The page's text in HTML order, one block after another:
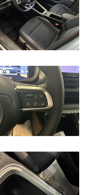
in questa scheda
Nonostante gli
imprecisioni. È
e controllare,
elemento o
decisione di
tra le
e le effettive
alla nostra volontà
contrattuale per il
tutti gli oneri
del trasferimento di